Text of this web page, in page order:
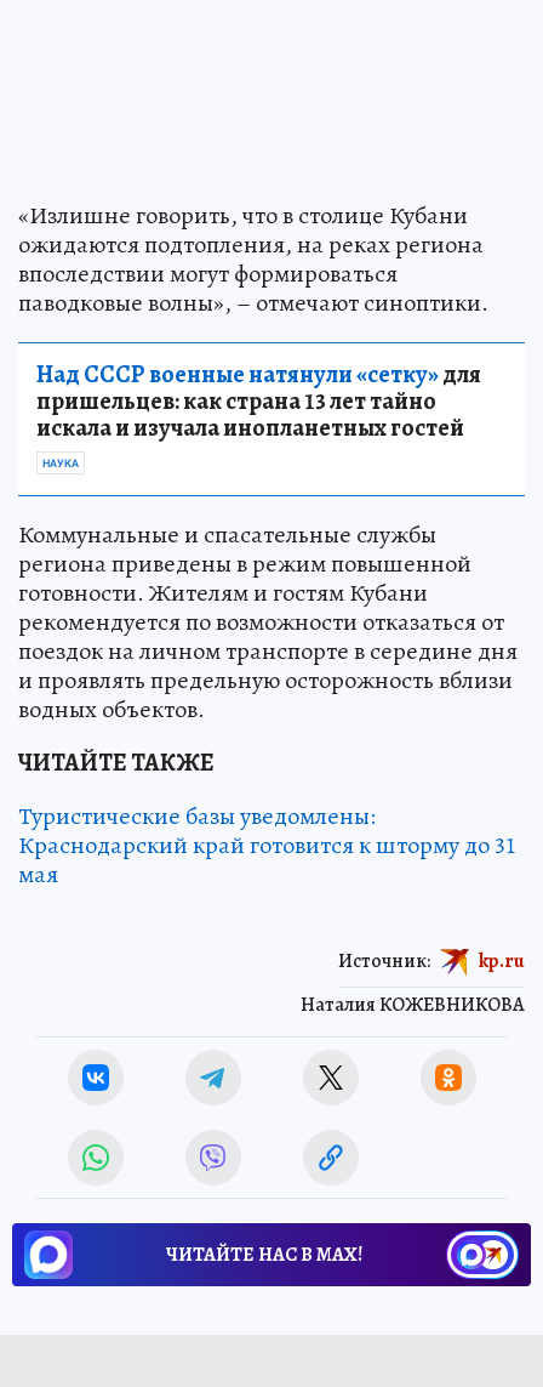
«Излишне говорить, что в столице Кубани
ожидаются подтопления, на реках региона
впоследствии могут формироваться
паводковые волны», – отмечают синоптики.
Над СССР военные натянули «сетку»для
пришельцев: как страна 13 лет тайно
искала и изучала инопланетных гостей
НАУКА
Коммунальные и спасательные службы
региона приведены в режим повышенной
готовности. Жителям и гостям Кубани
рекомендуется по возможности отказаться от
поездок на личном транспорте в середине дня
и проявлять предельную осторожность вблизи
водных объектов.
ЧИТАЙТЕ ТАКЖЕ
Туристические базы уведомлены:
Краснодарский край готовится к шторму до 31
мая
Наталия КОЖЕВНИКОВА
Источник: kp.ru
ЧИТАЙТЕ НАС В МАХ!